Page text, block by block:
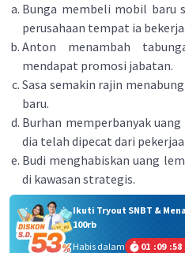
Bunga membeli mobil baru
perusahaan tempat ia bekerja.
Anton menambah
mendapat promosi jabatan.
Sasa semakin rajin
baru.
Burhan memperbanyak
dia telah dipecat dari
Budi menghabiskan uang
di kawasan strategis.
Ikuti Tryout SNBT &
100rb
Habis dalam
01 :09 :58